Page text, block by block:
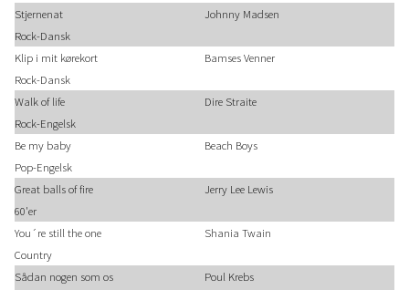
Stjernenat
Johnny Madsen
Rock-Dansk
Klip i mit kørekort
Bamses Venner
Rock-Dansk
Walk of life
Dire Straite
Rock-Engelsk
Be my baby
Beach Boys
Pop-Engelsk
Great balls of fire
Jerry Lee Lewis
60'er
You´re still the one
Shania Twain
Country
Sådan nogen som os
Poul Krebs